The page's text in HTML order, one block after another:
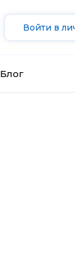
Войти в
Блог